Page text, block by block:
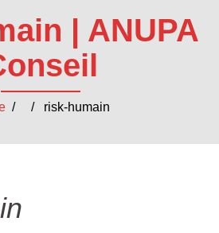
| ANUPA
/ / risk-humain